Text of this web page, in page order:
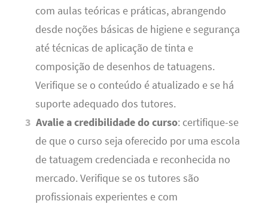
com aulas teóricas e práticas, abrangendo
desde noções básicas de higiene e segurança
até técnicas de aplicação de tinta e
composição de desenhos de tatuagens.
Verifique se o conteúdo é atualizado e se há
suporte adequado dos tutores.
Avalie a credibilidade do curso: certifique-se
de que o curso seja oferecido por uma escola
de tatuagem credenciada e reconhecida no
mercado. Verifique se os tutores são
profissionais experientes e com